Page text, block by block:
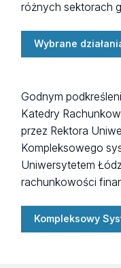
różnych sektorach
Wybrane
Godnym
Katedry
przez Rektora
Kompleksowego
Uniwersytetem
rachunkowości
Kompleksowy